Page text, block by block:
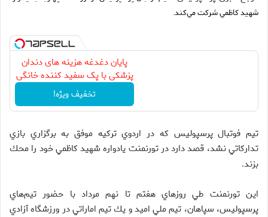
شهيد كاظمي شركت مي‌كند.
پایان دغدغه هزینه های دندان
پزشکی با پک سفید کننده خانگی
تخفیف ویژه!
تيم فوتبال پرسپوليس كه در اردوي تركيه موفق به برگزاري بازي
تداركاتي نشد، قصد دارد در تورنمنت يادواره شهيد كاظمي خود را محك
بزند.
اين تورنمنت طي روزهاي هفتم تا نهم مرداد با حضور تيم‌هاي
پرسپوليس، سپاهان، تيم ملي اميد و يك تيم اماراتي در ورزشگاه آزادي